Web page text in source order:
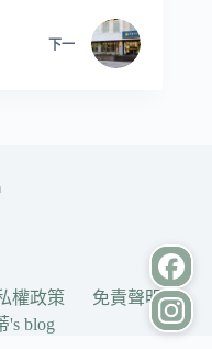
下一
權政策
免責聲明
's blog